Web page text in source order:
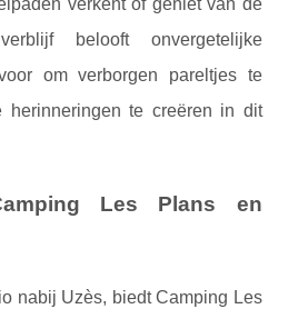
verkent of geniet van de
belooft onvergetelijke
om verborgen pareltjes te
herinneringen te creëren in dit
Les Plans en
nabij Uzès, biedt Camping Les